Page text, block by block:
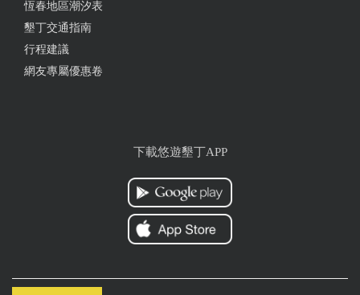
第一次來吃～ 點了～楓糖乳酪加一球香草冰淇淋 鬆
餅口感跟一般外面吃到的都不一樣 外皮脆脆的裡面口
雞肉飯好吃到爆炸 想加香菜就加 想加蛋淋醬油也可
以 下午想來個點心最喜歡來這裏 冰淇淋加鬆餅真的
好愛好邪惡 希望未來可以有室內座位區
恆春地區潮汐表
墾丁交通指南
行程建議
網友專屬優惠卷
下載悠遊墾丁APP